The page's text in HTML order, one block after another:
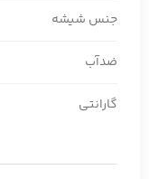
جنس شیشه
ضدآب
گارانتی